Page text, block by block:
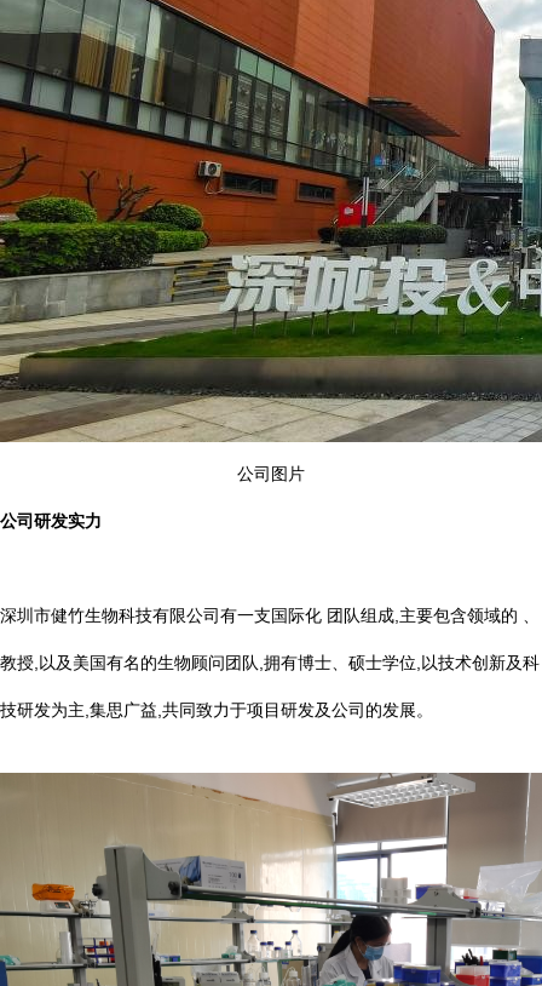
公司图片
公司研发实力
深圳市健竹生物科技有限公司有一支国际化 团队组成,主要包含领域的 、
教授,以及美国有名的生物顾问团队,拥有博士、硕士学位,以技术创新及科
技研发为主,集思广益,共同致力于项目研发及公司的发展。